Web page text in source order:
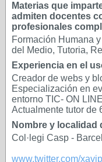
Materias que
admiten docentes
profesionales
Formación Humana
del Medio, Tutoria,
Experiencia en el
Creador de webs y
Especialización en
entorno TIC- ON
Actualmente tutor de
Nombre y localidad
Col·legi Casp -
www.twitter.com/